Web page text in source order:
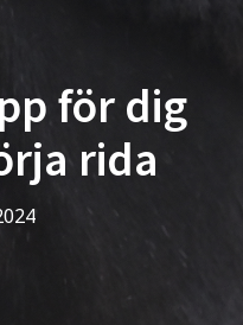
för dig
rida